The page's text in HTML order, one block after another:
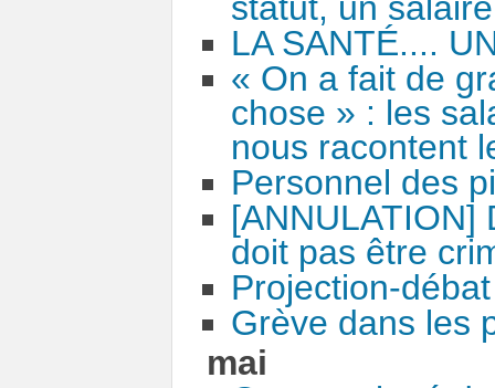
LA SANTÉ....
« On a fait de
chose » : les
nous racontent
Personnel des
[ANNULATION]
doit pas être
Projection-
Grève dans les
mai